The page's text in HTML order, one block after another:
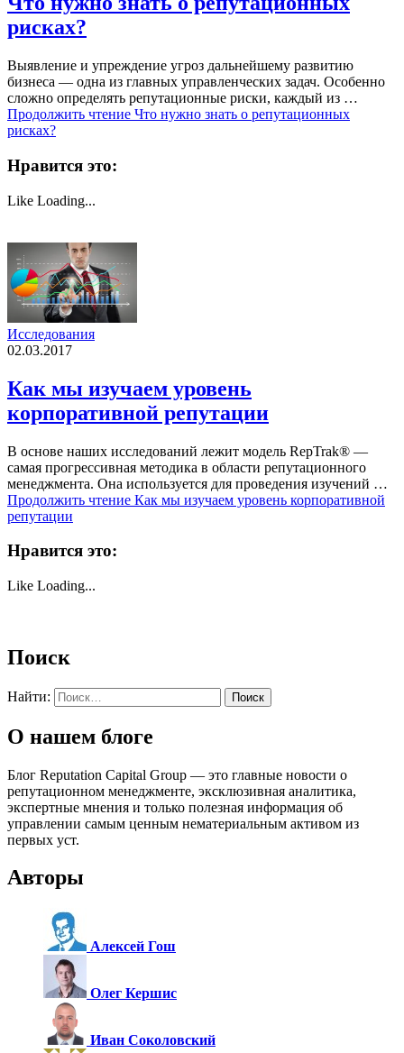
рисках?
Выявление и упреждение угроз дальнейшему развитию
бизнеса — одна из главных управленческих задач. Особенно
сложно определять репутационные риски, каждый из …
Продолжить чтение Что нужно знать о репутационных
рисках?
Нравится это:
Like Loading...
Исследования
02.03.2017
Как мы изучаем уровень
корпоративной репутации
В основе наших исследований лежит модель RepTrak® —
самая прогрессивная методика в области репутационного
менеджмента. Она используется для проведения изучений …
Продолжить чтение Как мы изучаем уровень корпоративной
репутации
Нравится это:
Like Loading...
Поиск
Найти:
О нашем блоге
Блог Reputation Capital Group — это главные новости о
репутационном менеджменте, эксклюзивная аналитика,
экспертные мнения и только полезная информация об
управлении самым ценным нематериальным активом из
первых уст.
Авторы
Алексей Гош
Олег Кершис
Иван Соколовский